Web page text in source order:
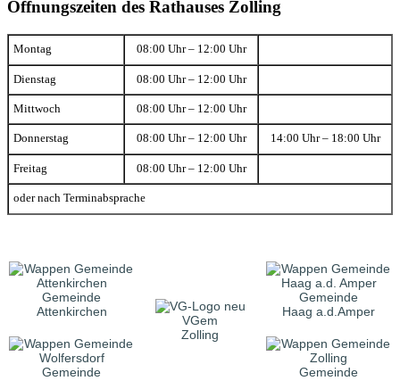
Öffnungszeiten des Rathauses Zolling
Montag 08:00 Uhr – 12:00 Uhr
Dienstag 08:00 Uhr – 12:00 Uhr
Mittwoch 08:00 Uhr – 12:00 Uhr
Donnerstag 08:00 Uhr – 12:00 Uhr 14:00 Uhr – 18:00 Uhr
Freitag 08:00 Uhr – 12:00 Uhr
oder nach Terminabsprache
Gemeinde
Attenkirchen
VGem
Zolling
Gemeinde
Haag a.d.Amper
Gemeinde
Gemeinde